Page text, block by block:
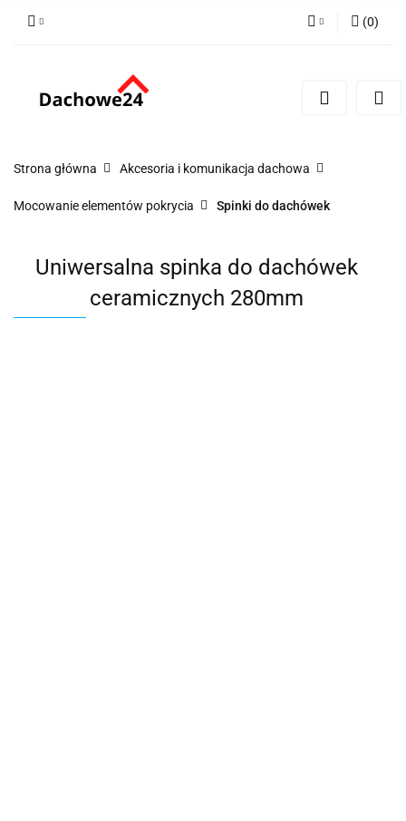
Zarejestruj się
(0)
Strona główna Akcesoria i komunikacja dachowa
Mocowanie elementów pokrycia Spinki do dachówek
Uniwersalna spinka do dachówek
ceramicznych 280mm